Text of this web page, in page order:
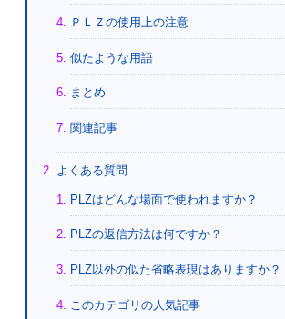
ＰＬＺの使用上の注意
似たような用語
まとめ
関連記事
よくある質問
PLZはどんな場面で使われますか？
PLZの返信方法は何ですか？
PLZ以外の似た省略表現はありますか？
このカテゴリの人気記事